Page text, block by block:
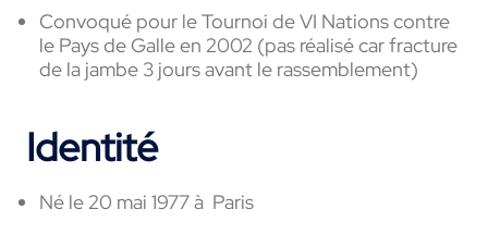
Convoqué pour le Tournoi de VI Nations contre
le Pays de Galle en 2002 (pas réalisé car fracture
de la jambe 3 jours avant le rassemblement)
Identité
Né le 20 mai 1977 à Paris